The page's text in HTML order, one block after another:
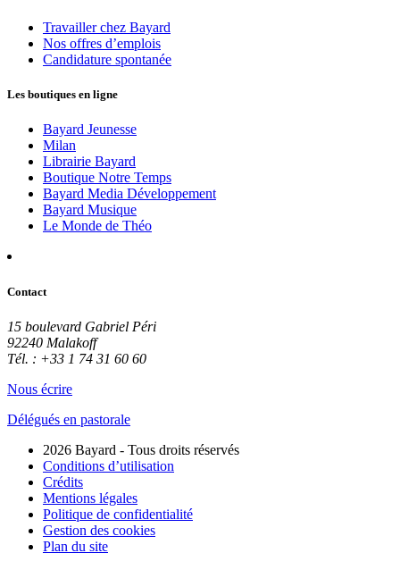
Travailler chez Bayard
Nos offres d’emplois
Candidature spontanée
Les boutiques en ligne
Bayard Jeunesse
Milan
Librairie Bayard
Boutique Notre Temps
Bayard Media Développement
Bayard Musique
Le Monde de Théo
Contact
15 boulevard Gabriel Péri
92240 Malakoff
Tél. : +33 1 74 31 60 60
Nous écrire
Délégués en pastorale
2026 Bayard - Tous droits réservés
Conditions d’utilisation
Crédits
Mentions légales
Politique de confidentialité
Gestion des cookies
Plan du site